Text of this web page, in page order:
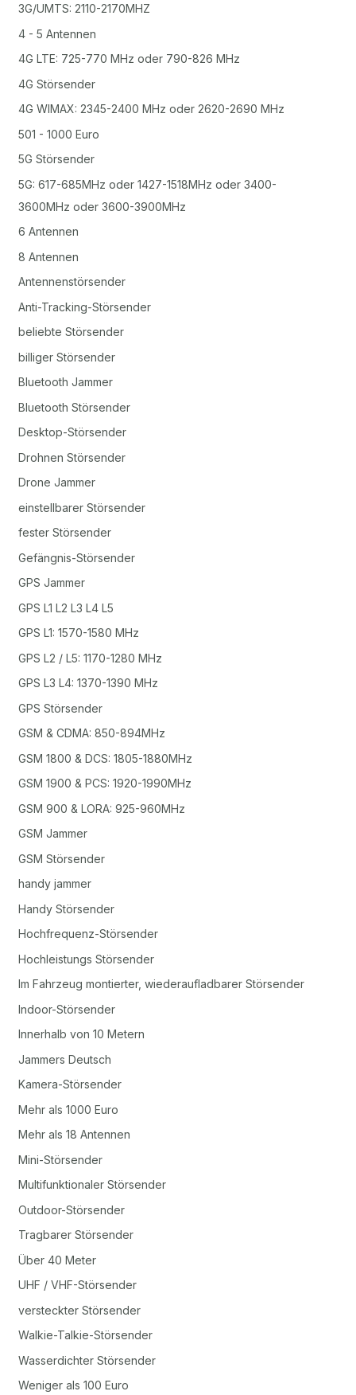
3G/UMTS: 2110-2170MHZ
4 - 5 Antennen
4G LTE: 725-770 MHz oder 790-826 MHz
4G Störsender
4G WIMAX: 2345-2400 MHz oder 2620-2690 MHz
501 - 1000 Euro
5G Störsender
5G: 617-685MHz oder 1427-1518MHz oder 3400-
3600MHz oder 3600-3900MHz
6 Antennen
8 Antennen
Antennenstörsender
Anti-Tracking-Störsender
beliebte Störsender
billiger Störsender
Bluetooth Jammer
Bluetooth Störsender
Desktop-Störsender
Drohnen Störsender
Drone Jammer
einstellbarer Störsender
fester Störsender
Gefängnis-Störsender
GPS Jammer
GPS L1 L2 L3 L4 L5
GPS L1: 1570-1580 MHz
GPS L2 / L5: 1170-1280 MHz
GPS L3 L4: 1370-1390 MHz
GPS Störsender
GSM & CDMA: 850-894MHz
GSM 1800 & DCS: 1805-1880MHz
GSM 1900 & PCS: 1920-1990MHz
GSM 900 & LORA: 925-960MHz
GSM Jammer
GSM Störsender
handy jammer
Handy Störsender
Hochfrequenz-Störsender
Hochleistungs Störsender
Im Fahrzeug montierter, wiederaufladbarer Störsender
Indoor-Störsender
Innerhalb von 10 Metern
Jammers Deutsch
Kamera-Störsender
Mehr als 1000 Euro
Mehr als 18 Antennen
Mini-Störsender
Multifunktionaler Störsender
Outdoor-Störsender
Tragbarer Störsender
Über 40 Meter
UHF / VHF-Störsender
versteckter Störsender
Walkie-Talkie-Störsender
Wasserdichter Störsender
Weniger als 100 Euro